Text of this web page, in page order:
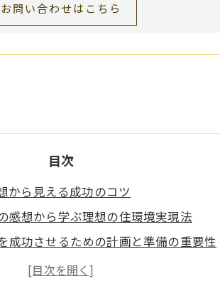
お問い合わせはこちら
目次
から見える成功のコツ
感想から学ぶ理想の住環境実現法
成功させるための計画と準備の重要性
失敗例から分かる注意すべきポイント